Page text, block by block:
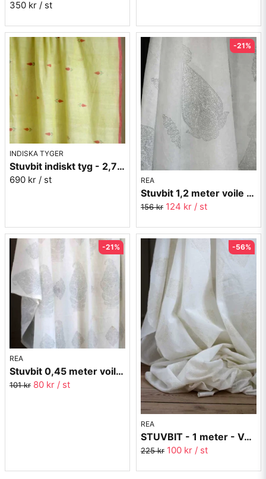
350 kr / st
INDISKA TYGER
Stuvbit indiskt tyg - 2,7 meter nr.9
690 kr / st REA
Stuvbit 1,2 meter voile - Pendel grå - 150 cm bred
156 kr 124 kr / st
-21%
REA
Stuvbit 0,45 meter voile - Paisley grå - 300 cm bred
101 kr 80 kr / st
-21%
REA
STUVBIT - 1 meter - Voile Paisley Beige - 300 cm bred
225 kr 100 kr / st
-56%